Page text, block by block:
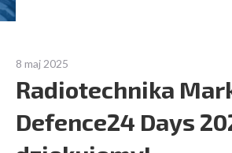
8 maj 2025
Radiotechnika
Defence24 Days